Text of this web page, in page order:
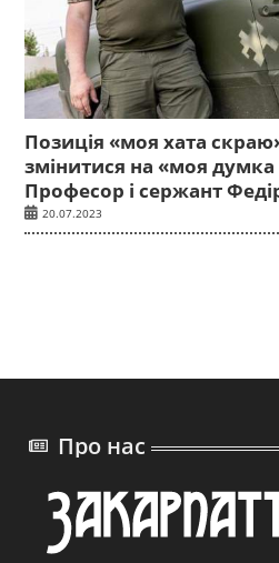
Позиція «моя хата
змінитися на «моя
Професор і сержант
20.07.2023
Про нас